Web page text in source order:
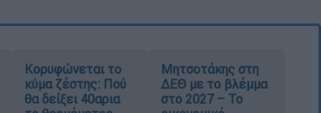
Κορυφώνεται το
κύμα ζέστης: Πού
θα δείξει 40αρια
Μητσοτάκης στη
ΔΕΘ με το βλέμμα
στο 2027 – Το